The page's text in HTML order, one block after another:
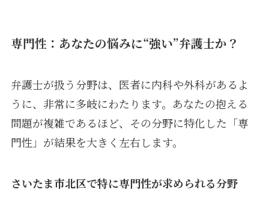
専門性：あなたの悩みに“強い”弁護士か？
弁護士が扱う分野は、医者に内科や外科があるよ
うに、非常に多岐にわたります。あなたの抱える
問題が複雑であるほど、その分野に特化した「専
門性」が結果を大きく左右します。
さいたま市北区で特に専門性が求められる分野